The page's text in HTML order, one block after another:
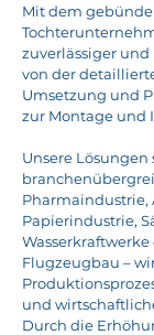
Mit dem
zuverlässiger
von der
Umsetzung und
zur Montage und
Unsere Lösungen
Papierindustrie,
Wasserkraftwerke
Flugzeugbau –
und
Durch die